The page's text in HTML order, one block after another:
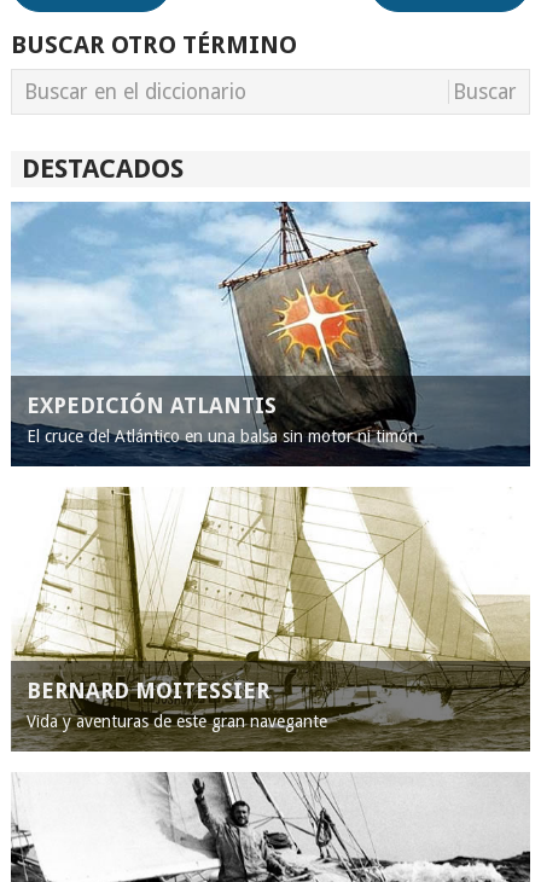
BUSCAR OTRO TÉRMINO
DESTACADOS
EXPEDICIÓN ATLANTIS
El cruce del Atlántico en una balsa sin motor ni timón
BERNARD MOITESSIER
Vida y aventuras de este gran navegante